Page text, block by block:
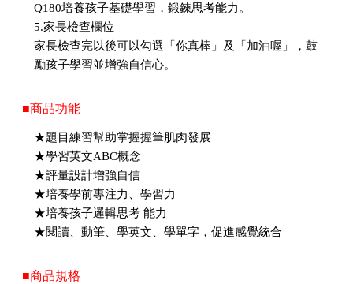
Q180培養孩子基礎學習，鍛鍊思考能力。
5.家長檢查欄位
家長檢查完以後可以勾選「你真棒」及「加油喔」，鼓
勵孩子學習並增強自信心。
■商品功能
★題目練習幫助掌握握筆肌肉發展
★學習英文ABC概念
★評量設計增強自信
★培養學前專注力、學習力
★培養孩子邏輯思考 能力
★閱讀、動筆、學英文、學單字，促進感覺統合
■商品規格